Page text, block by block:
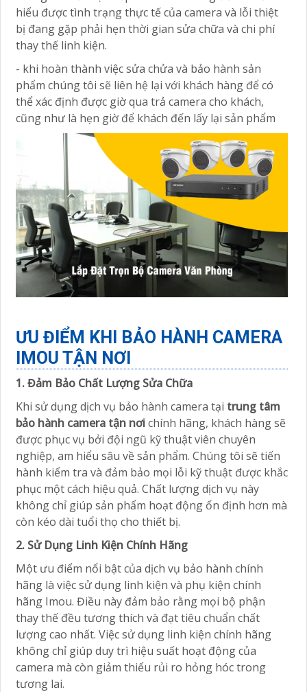
hiểu được tình trạng thực tế của camera và lỗi thiệt
bị đang gặp phải hẹn thời gian sửa chữa và chi phí
thay thế linh kiện.
- khi hoàn thành việc sửa chửa và bảo hành sản
phẩm chúng tôi sẽ liên hệ lại với khách hàng để có
thể xác định được giờ qua trả camera cho khách,
cũng như là hẹn giờ để khách đến lấy lại sản phẩm
ƯU ĐIỂM KHI BẢO HÀNH CAMERA
IMOU TẬN NƠI
1. Đảm Bảo Chất Lượng Sửa Chữa
Khi sử dụng dịch vụ bảo hành camera tại trung tâm
bảo hành camera tận nơichính hãng, khách hàng sẽ
được phục vụ bởi đội ngũ kỹ thuật viên chuyên
nghiệp, am hiểu sâu về sản phẩm. Chúng tôi sẽ tiến
hành kiểm tra và đảm bảo mọi lỗi kỹ thuật được khắc
phục một cách hiệu quả. Chất lượng dịch vụ này
không chỉ giúp sản phẩm hoạt động ổn định hơn mà
còn kéo dài tuổi thọ cho thiết bị.
2. Sử Dụng Linh Kiện Chính Hãng
Một ưu điểm nổi bật của dịch vụ bảo hành chính
hãng là việc sử dụng linh kiện và phụ kiện chính
hãng Imou. Điều này đảm bảo rằng mọi bộ phận
thay thế đều tương thích và đạt tiêu chuẩn chất
lượng cao nhất. Việc sử dụng linh kiện chính hãng
không chỉ giúp duy trì hiệu suất hoạt động của
camera mà còn giảm thiểu rủi ro hỏng hóc trong
tương lai.